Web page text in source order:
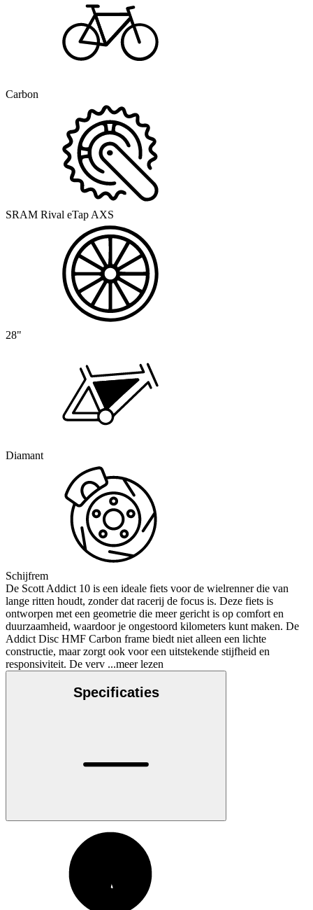
Carbon
SRAM Rival eTap AXS
28"
Diamant
Schijfrem
De Scott Addict 10 is een ideale fiets voor de wielrenner die van
lange ritten houdt, zonder dat racerij de focus is. Deze fiets is
ontworpen met een geometrie die meer gericht is op comfort en
duurzaamheid, waardoor je ongestoord kilometers kunt maken. De
Addict Disc HMF Carbon frame biedt niet alleen een lichte
constructie, maar zorgt ook voor een uitstekende stijfheid en
responsiviteit. De verv ...meer lezen
Specificaties